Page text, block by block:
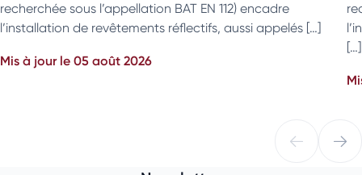
recherchée sous l’appellation BAT EN 112) encadre
l’installation de revêtements réflectifs, aussi appelés […]
Mis à jour le 05 août 2026
[…]